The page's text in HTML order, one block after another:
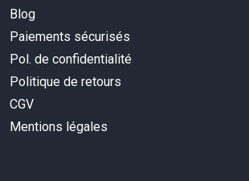
Blog
Paiements sécurisés
Pol. de confidentialité
Politique de retours
CGV
Mentions légales